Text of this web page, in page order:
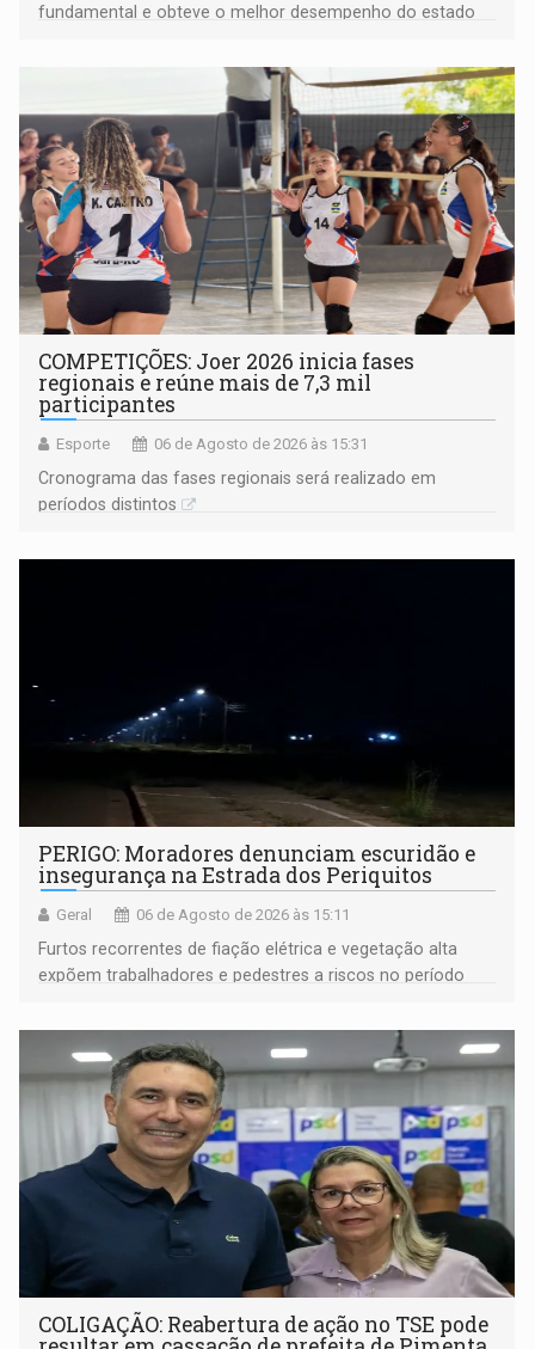
fundamental e obteve o melhor desempenho do estado
COMPETIÇÕES: Joer 2026 inicia fases
regionais e reúne mais de 7,3 mil
participantes
Esporte 06 de Agosto de 2026 às 15:31
Cronograma das fases regionais será realizado em
períodos distintos
PERIGO: Moradores denunciam escuridão e
insegurança na Estrada dos Periquitos
Geral 06 de Agosto de 2026 às 15:11
Furtos recorrentes de fiação elétrica e vegetação alta
expõem trabalhadores e pedestres a riscos no período
COLIGAÇÃO: Reabertura de ação no TSE pode